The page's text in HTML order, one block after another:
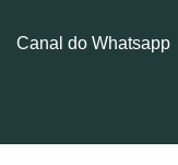
Canal do Whatsapp